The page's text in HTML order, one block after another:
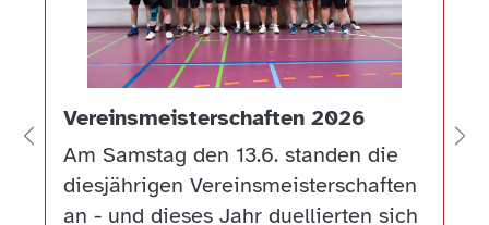
Vereinsmeisterschaften 2026
Am Samstag den 13.6. standen die
diesjährigen Vereinsmeisterschaften
an - und dieses Jahr duellierten sich
Zurück